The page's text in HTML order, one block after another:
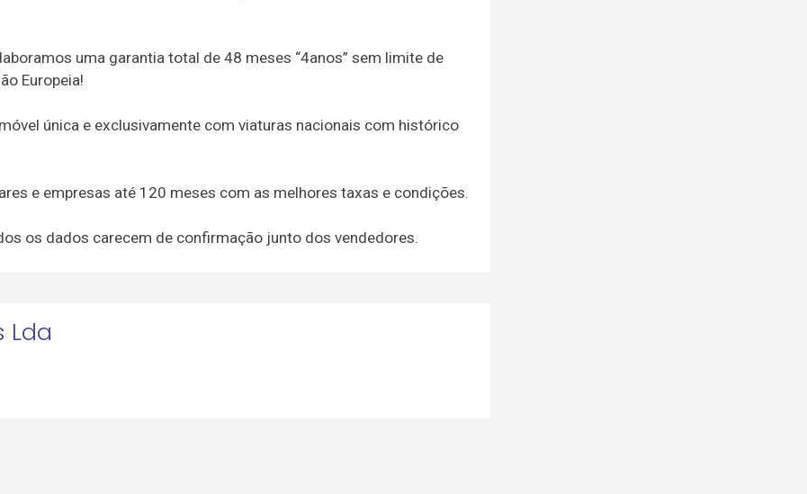
uma garantia total de 48 meses “4anos” sem limite de
Europeia!
única e exclusivamente com viaturas nacionais com histórico
e empresas até 120 meses com as melhores taxas e condições.
os dados carecem de confirmação junto dos vendedores.
Lda